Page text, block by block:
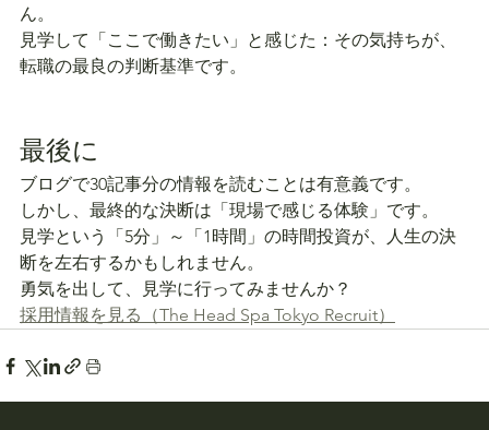
ん。
見学して「ここで働きたい」と感じた：その気持ちが、
転職の最良の判断基準です。
最後に
ブログで30記事分の情報を読むことは有意義です。
しかし、最終的な決断は「現場で感じる体験」です。
見学という「5分」～「1時間」の時間投資が、人生の決
断を左右するかもしれません。
勇気を出して、見学に行ってみませんか？
採用情報を見る（The Head Spa Tokyo Recruit）